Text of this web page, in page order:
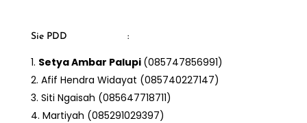
Sie PDD :
Setya Ambar Palupi (085747856991)
Afif Hendra Widayat (085740227147)
Siti Ngaisah (085647718711)
Martiyah (085291029397)